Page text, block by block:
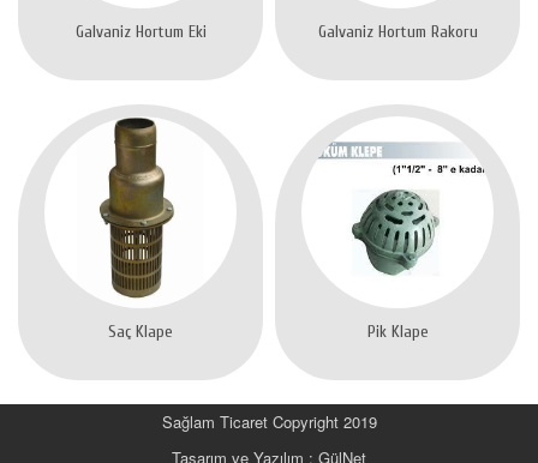
Galvaniz Hortum Eki Galvaniz Hortum Rakoru
Saç Klape Pik Klape
Sağlam Ticaret Copyright 2019
Tasarım ve Yazılım : GülNet